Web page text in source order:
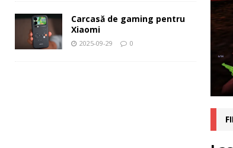
Carcasă de gaming pentru
Xiaomi
2025-09-29 0